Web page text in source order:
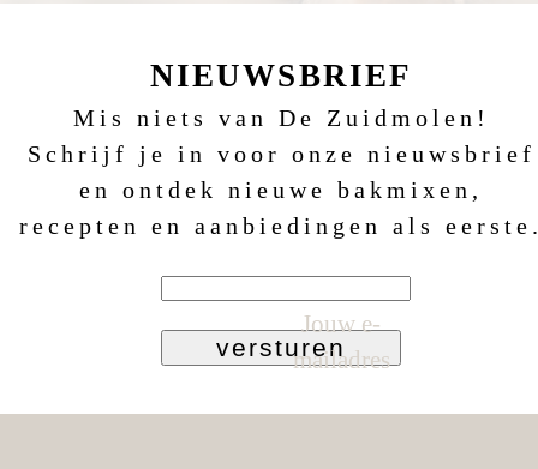
NIEUWSBRIEF
Mis niets van De Zuidmolen!
Schrijf je in voor onze nieuwsbrief
en ontdek nieuwe bakmixen,
recepten en aanbiedingen als
Jouw e-
mailadres
versturen